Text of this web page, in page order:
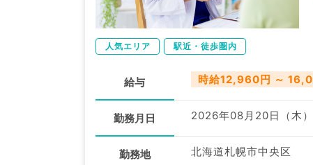
人気エリア 駅近・徒歩圏内
給与 時給12,960円 ～
勤務月日 2026年08月20日（木）
勤務地 北海道札幌市中央区